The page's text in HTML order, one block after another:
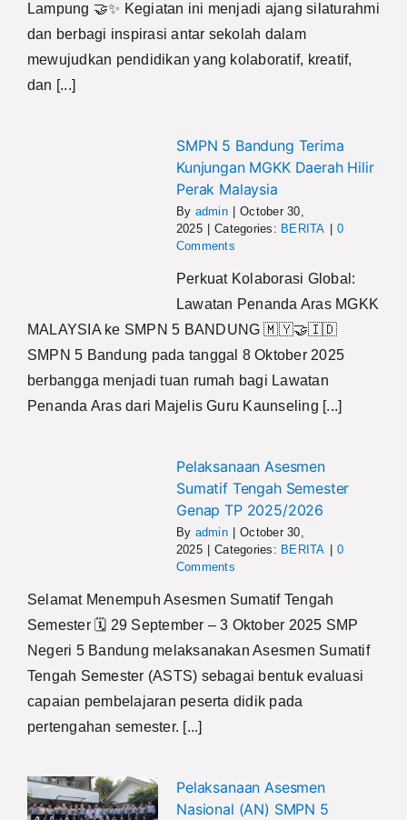
Lampung 🤝✨ Kegiatan ini menjadi ajang silaturahmi
dan berbagi inspirasi antar sekolah dalam
mewujudkan pendidikan yang kolaboratif, kreatif,
dan [...]
SMPN 5 Bandung Terima
Kunjungan MGKK Daerah Hilir
Perak Malaysia
By admin
October 30,
2025
Categories: BERITA
0
Comments
Perkuat Kolaborasi Global:
Lawatan Penanda Aras MGKK
MALAYSIA ke SMPN 5 BANDUNG 🇲🇾🤝🇮🇩
SMPN 5 Bandung pada tanggal 8 Oktober 2025
berbangga menjadi tuan rumah bagi Lawatan
Penanda Aras dari Majelis Guru Kaunseling [...]
Pelaksanaan Asesmen
Sumatif Tengah Semester
Genap TP 2025/2026
By admin
October 30,
2025
Categories: BERITA
0
Comments
Selamat Menempuh Asesmen Sumatif Tengah
Semester 🗓 29 September – 3 Oktober 2025 SMP
Negeri 5 Bandung melaksanakan Asesmen Sumatif
Tengah Semester (ASTS) sebagai bentuk evaluasi
capaian pembelajaran peserta didik pada
pertengahan semester. [...]
Pelaksanaan Asesmen
Nasional (AN) SMPN 5